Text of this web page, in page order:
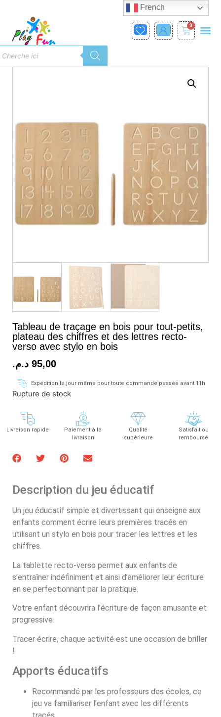
0
Tableau de traçage en bois pour tout-petits,
plateau des chiffres et des lettres recto-
verso avec stylo en bois
95,00 د.م.
Expédition le jour même pour toute commande passée avant 11h
Rupture de stock
Livraison rapide
Paiement à la
livraison
Qualité
supérieure
Satisfait ou
remboursé
Description du jeu éducatif
Un jeu éducatif simple et divertissant qui enseigne aux
enfants comment écrire leurs premières tracés en
utilisant un stylo en bois pour tracer les lettres et les
chiffres.
La tablette recto-verso permet aux enfants de
s’entraîner indéfiniment et ainsi d’améliorer leur écriture
en se perfectionnant par la pratique.
Votre enfant découvrira l’écriture de façon amusante et
progressive.
Tracer écrire, chaque activité est une occasion de briller
!
Apports éducatifs
Recommandé par les professeurs des écoles, ce
jeu va familiariser l’enfant avec les différents
French